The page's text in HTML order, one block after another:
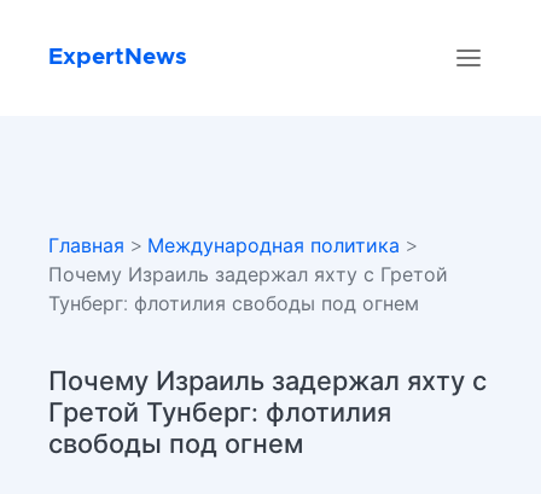
ExpertNews
Главная > Международная политика >
Почему Израиль задержал яхту с Гретой
Тунберг: флотилия свободы под огнем
Почему Израиль задержал яхту с
Гретой Тунберг: флотилия
свободы под огнем